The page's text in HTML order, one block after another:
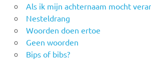
Als ik mijn achternaam mocht
Nesteldrang
Woorden doen ertoe
Geen woorden
Bips of bibs?